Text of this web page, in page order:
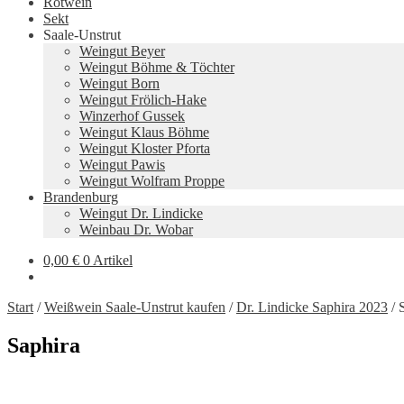
Sekt
Saale-Unstrut
Weingut Beyer
Weingut Böhme & Töchter
Weingut Born
Weingut Frölich-Hake
Winzerhof Gussek
Weingut Klaus Böhme
Weingut Kloster Pforta
Weingut Pawis
Weingut Wolfram Proppe
Brandenburg
Weingut Dr. Lindicke
Weinbau Dr. Wobar
0,00 € 0 Artikel
Start /Weißwein Saale-Unstrut kaufen /Dr. Lindicke Saphira 2023 /
Saphira